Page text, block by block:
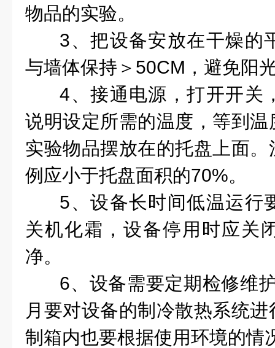
物品的实验。
3、把设备安放在干燥的
与墙体保持＞50CM，避免阳
4、接通电源，打开开关
说明设定所需的温度，等到
实验物品摆放在的托盘上面
例应小于托盘面积的70%。
5、设备长时间低温运行
关机化霜，设备停用时应关
净。
6、设备需要定期检修维
月要对设备的制冷散热系统
制箱内也要根据使用环境的情